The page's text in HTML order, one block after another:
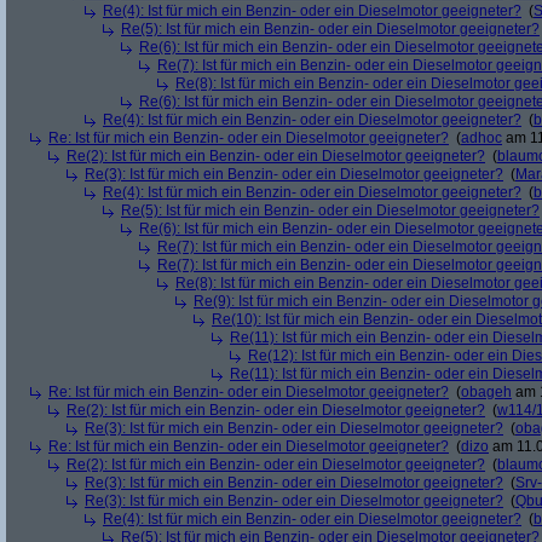
Re(4): Ist für mich ein Benzin- oder ein Dieselmotor geeigneter? (
Re(5): Ist für mich ein Benzin- oder ein Dieselmotor geeigneter?
Re(6): Ist für mich ein Benzin- oder ein Dieselmotor
Re(7): Ist für mich ein Benzin- oder ein Dieselmotor
Re(8): Ist für mich ein Benzin- oder ein Dieselmotor
Re(6): Ist für mich ein Benzin- oder ein Dieselmotor
Re(4): Ist für mich ein Benzin- oder ein Dieselmotor geeigneter? (
Re: Ist für mich ein Benzin- oder ein Dieselmotor geeigneter? (adhoc am
Re(2): Ist für mich ein Benzin- oder ein Dieselmotor geeigneter? (
Re(3): Ist für mich ein Benzin- oder ein Dieselmotor geeigneter? (
Re(4): Ist für mich ein Benzin- oder ein Dieselmotor geeigneter? (
Re(5): Ist für mich ein Benzin- oder ein Dieselmotor geeigneter?
Re(6): Ist für mich ein Benzin- oder ein Dieselmotor
Re(7): Ist für mich ein Benzin- oder ein Dieselmotor
Re(7): Ist für mich ein Benzin- oder ein Dieselmotor
Re(8): Ist für mich ein Benzin- oder ein Dieselmotor
Re(9): Ist für mich ein Benzin- oder ein Dieselmotor
Re(10): Ist für mich ein Benzin- oder ein
Re(11): Ist für mich ein Benzin- oder ein
Re(12): Ist für mich ein Benzin- oder ein
Re(11): Ist für mich ein Benzin- oder ein
Re: Ist für mich ein Benzin- oder ein Dieselmotor geeigneter? (obageh am
Re(2): Ist für mich ein Benzin- oder ein Dieselmotor geeigneter? (w114/
Re(3): Ist für mich ein Benzin- oder ein Dieselmotor geeigneter? (
Re: Ist für mich ein Benzin- oder ein Dieselmotor geeigneter? (dizo am
Re(2): Ist für mich ein Benzin- oder ein Dieselmotor geeigneter? (
Re(3): Ist für mich ein Benzin- oder ein Dieselmotor geeigneter? (
Re(3): Ist für mich ein Benzin- oder ein Dieselmotor geeigneter? (
Re(4): Ist für mich ein Benzin- oder ein Dieselmotor geeigneter? (
Re(5): Ist für mich ein Benzin- oder ein Dieselmotor geeigneter?